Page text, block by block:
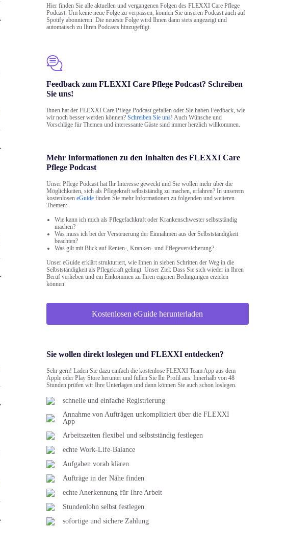
Hier finden Sie alle aktuellen und vergangenen Folgen des FLEXXI Care Pflege
Podcast. Um keine neue Folge zu verpassen, können Sie unseren Podcast auch auf
Spotify abonnieren. Die neueste Folge wird Ihnen dann stets angezeigt und
automatisch zu Ihren Podcasts hinzugefügt.
Feedback zum FLEXXI Care Pflege Podcast? Schreiben
Sie uns!
Ihnen hat der FLEXXI Care Pflege Podcast gefallen oder Sie haben Feedback, wie
wir noch besser werden können? Schreiben Sie uns! Auch Wünsche und
Vorschläge für Themen und interessante Gäste sind immer herzlich willkommen.
Mehr Informationen zu den Inhalten des FLEXXI Care
Pflege Podcast
Unser Pflege Podcast hat Ihr Interesse geweckt und Sie wollen mehr über die
Möglichkeiten, sich als Pflegekraft selbstständig zu machen, erfahren? In unserem
kostenlosen eGuidefinden Sie mehr Informationen zu folgenden und weiteren
Themen:
Wie kann ich mich als Pflegefachkraft oder Krankenschwester selbstständig
machen?
Was muss ich bei der Versteuerung der Einnahmen aus der Selbstständigkeit
beachten?
Was gilt mit Blick auf Renten-, Kranken- und Pflegeversicherung?
Unser eGuide erklärt strukturiert, wie Ihnen in sieben Schritten der Weg in die
Selbstständigkeit als Pflegekraft gelingt. Unser Ziel: Dass Sie sich wieder in Ihren
Beruf verlieben und ein Einkommen zu Ihren eigenen Bedingungen erzielen
können.
Kostenlosen eGuide herunterladen
Sie wollen direkt loslegen und FLEXXI entdecken?
Sehr gern! Laden Sie dazu einfach die kostenlose FLEXXI Team App aus dem
Apple oder Play Store herunter und füllen Sie Ihr Profil aus. Innerhalb von 48
Stunden prüfen wir Ihre Unterlagen und dann können Sie auch schon loslegen.
schnelle und einfache Registrierung
Annahme von Aufträgen unkompliziert über die FLEXXI
App
Arbeitszeiten flexibel und selbstständig festlegen
echte Work-Life-Balance
Aufgaben vorab klären
Aufträge in der Nähe finden
echte Anerkennung für Ihre Arbeit
Stundenlohn selbst festlegen
sofortige und sichere Zahlung